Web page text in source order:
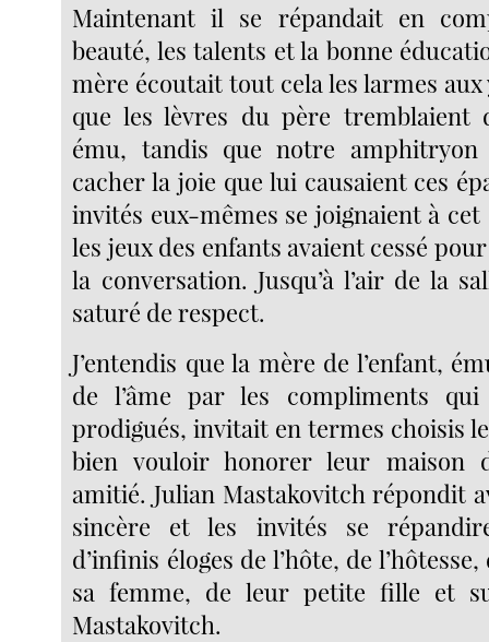
Maintenant il se répandait en
beauté, les talents et la bonne
mère écoutait tout cela les larmes aux
que les lèvres du père tremblaient
ému, tandis que notre
cacher la joie que lui causaient ces
invités eux-mêmes se joignaient à
les jeux des enfants avaient cessé
la conversation. Jusqu’à l’air de la
saturé de respect.
J’entendis que la mère de l’enfant,
de l’âme par les compliments
prodigués, invitait en termes choisis
bien vouloir honorer leur maison
amitié. Julian Mastakovitch répondit
sincère et les invités se
d’infinis éloges de l’hôte, de
sa femme, de leur petite fille et
Mastakovitch.